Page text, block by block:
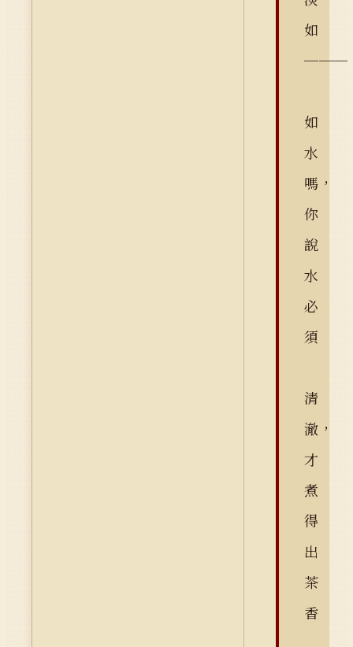
如
───
如
水
嗎，
你
說
水
必
須
清
澈，
才
煮
得
出
茶
香